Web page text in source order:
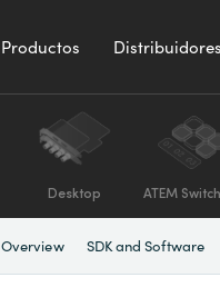
Productos Distribuidores
Desktop ATEM
Overview SDK and Software